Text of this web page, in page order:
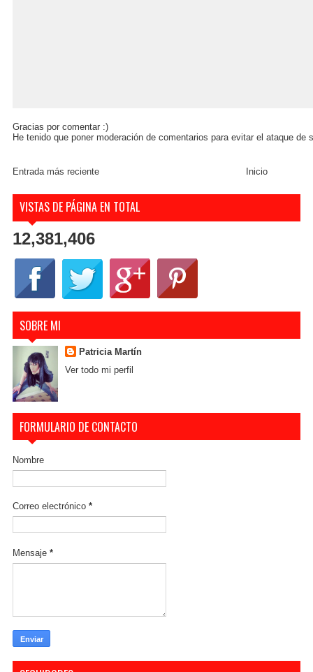
Gracias por comentar :)
He tenido que poner moderación de comentarios para evitar el ataque de
Entrada más reciente Inicio
VISTAS DE PÁGINA EN TOTAL
12,381,406
SOBRE MI
Patricia Martín
Ver todo mi perfil
FORMULARIO DE CONTACTO
Nombre
Correo electrónico *
Mensaje *